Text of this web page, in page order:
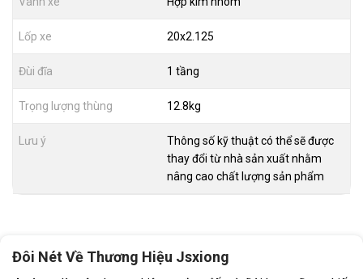
Lốp xe 20x2.125
Đùi đĩa 1 tầng
Trọng lượng thùng 12.8kg
Lưu ý
Thông số kỹ thuật có thể sẽ được
thay đổi từ nhà sản xuất nhằm
nâng cao chất lượng sản phẩm
Đôi Nét Về Thương Hiệu Jsxiong